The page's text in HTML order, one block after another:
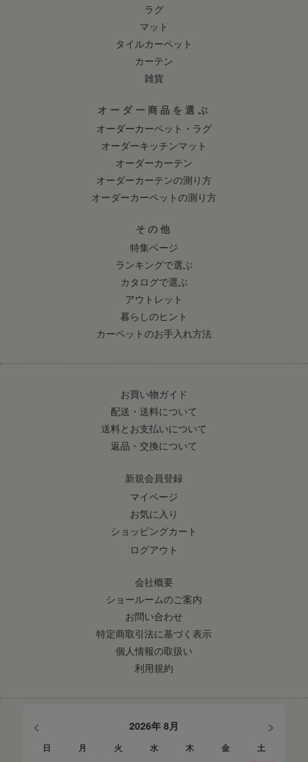
ラグ
マット
タイルカーペット
カーテン
雑貨
オーダー商品を選ぶ
オーダーカーペット・ラグ
オーダーキッチンマット
オーダーカーテン
オーダーカーテンの測り方
オーダーカーペットの測り方
その他
特集ページ
ランキングで選ぶ
カタログで選ぶ
アウトレット
暮らしのヒント
カーペットのお手入れ方法
お買い物ガイド
配送・送料について
送料とお支払いについて
返品・交換について
新規会員登録
マイページ
お気に入り
ショッピングカート
ログアウト
会社概要
ショールームのご案内
お問い合わせ
特定商取引法に基づく表示
個人情報の取扱い
利用規約
< 2026年 8月 >
日 月 火 水 木 金 土